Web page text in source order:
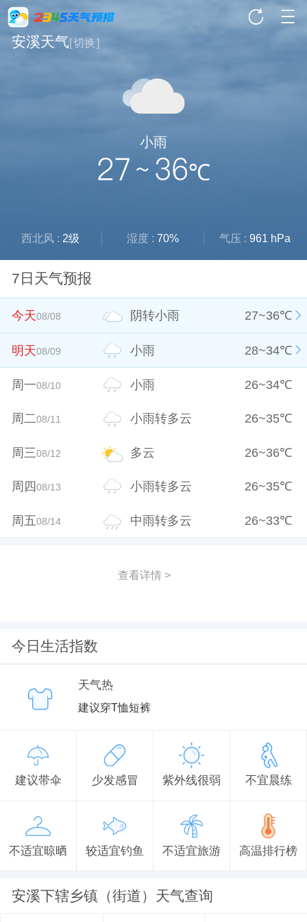
安溪天气[切换]
小雨
27 ~ 36℃
西北风 : 2级 湿度 : 70% 气压 : 961 hPa
7日天气预报
今天08/08 阴转小雨 27~36℃
明天08/09 小雨 28~34℃
周一08/10 小雨 26~34℃
周二08/11 小雨转多云 26~35℃
周三08/12 多云 26~36℃
周四08/13 小雨转多云 26~35℃
周五08/14 中雨转多云 26~33℃
查看详情 >
今日生活指数
天气热
建议穿T恤短裤
建议带伞 少发感冒 紫外线很弱 不宜晨练
不适宜晾晒 较适宜钓鱼 不适宜旅游 高温排行榜
安溪下辖乡镇（街道）天气查询